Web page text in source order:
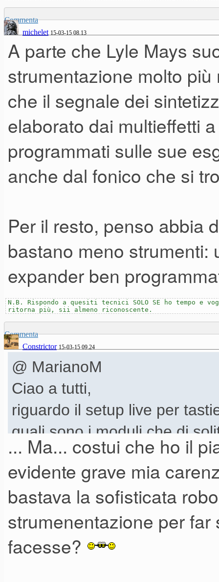
Commenta
michelet 15-03-15 08.13
A parte che Lyle Mays
strumentazione molto
che il segnale dei
elaborato dai multieffetti
programmati sulle sue
anche dal fonico che si
Per il resto, penso abbia
bastano meno strumenti:
expander ben
N.B. Rispondo a quesiti tecnici SOLO SE ho tempo e
ritorna più, sii almeno riconoscente.
Commenta
Constrictor 15-03-15 09.24
@ MarianoM
Ciao a tutti,
riguardo il setup live per
quali sono i moduli che di
resa delle tastiere?
Serve l'equalizzatore, il
Ho visto il vecchio setup di
impressionante ed aveva
... Ma... costui che ho il
evidente grave mia
bastava la sofisticata
strumenentazione per
facesse?